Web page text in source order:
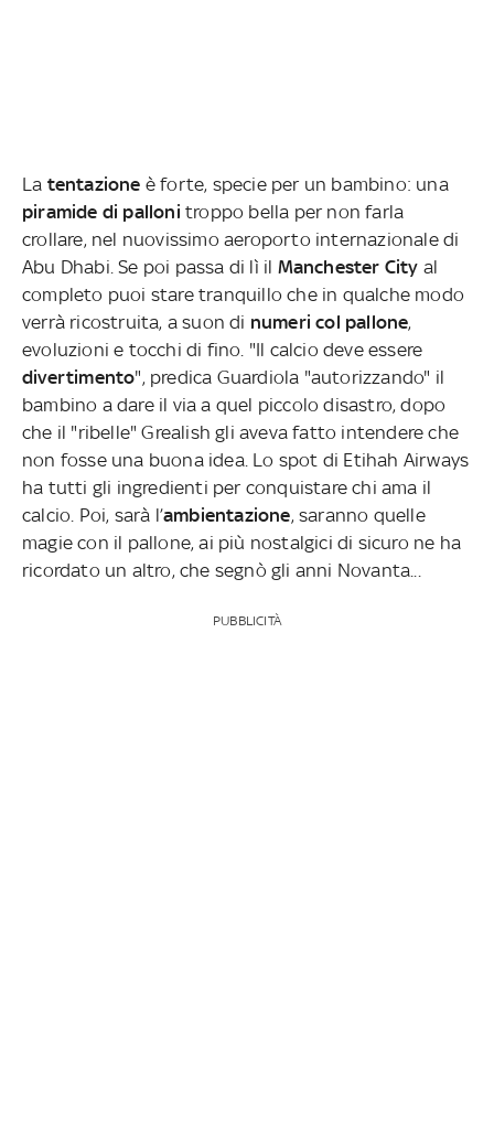
La tentazione è forte, specie per un bambino: una
piramide di palloni troppo bella per non farla
crollare, nel nuovissimo aeroporto internazionale di
Abu Dhabi. Se poi passa di lì il Manchester City al
completo puoi stare tranquillo che in qualche modo
verrà ricostruita, a suon di numeri col pallone,
evoluzioni e tocchi di fino. "Il calcio deve essere
divertimento", predica Guardiola "autorizzando" il
bambino a dare il via a quel piccolo disastro, dopo
che il "ribelle" Grealish gli aveva fatto intendere che
non fosse una buona idea. Lo spot di Etihah Airways
ha tutti gli ingredienti per conquistare chi ama il
calcio. Poi, sarà l’ambientazione, saranno quelle
magie con il pallone, ai più nostalgici di sicuro ne ha
ricordato un altro, che segnò gli anni Novanta...
PUBBLICITÀ